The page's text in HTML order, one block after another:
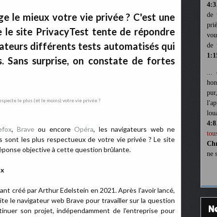
le mieux votre vie privée ? C'est une
le site PrivacyTest tente de répondre
différents tests automatisés qui
Sans surprise, on constate de fortes
, Braveou encore Opéra, les navigateurs web ne
sont les plus respectueux de votre vie privée ? Le site
objective à cette question brûlante.
créé par Arthur Edelstein en 2021. Après l'avoir lancé,
le navigateur web Brave pour travailler sur la question
son projet, indépendamment de l'entreprise pour
4:3
de
de
...
4:8
ne